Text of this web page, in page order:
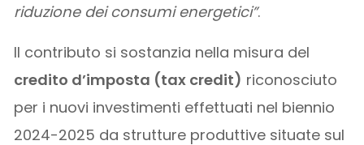
riduzione dei consumi energetici”.
Il contributo si sostanzia nella misura del
credito d’imposta (tax credit) riconosciuto
per i nuovi investimenti effettuati nel biennio
2024-2025 da strutture produttive situate sul